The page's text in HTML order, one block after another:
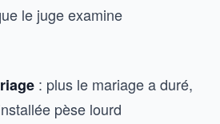
le juge examine
: plus le mariage a duré,
pèse lourd